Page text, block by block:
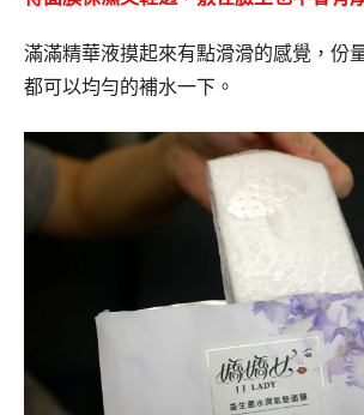
滿滿精華液摸起來有點滑滑的感覺，份
都可以均勻的補水一下。